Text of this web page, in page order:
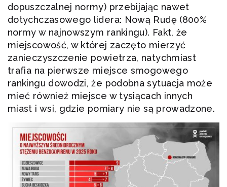
dopuszczalnej normy) przebijając nawet
dotychczasowego lidera: Nową Rudę (800%
normy w najnowszym rankingu). Fakt, że
miejscowość, w której zaczęto mierzyć
zanieczyszczenie powietrza, natychmiast
trafia na pierwsze miejsce smogowego
rankingu dowodzi, że podobna sytuacja może
mieć również miejsce w tysiącach innych
miast i wsi, gdzie pomiary nie są prowadzone.